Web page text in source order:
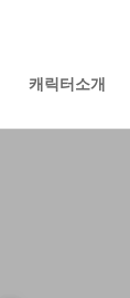
캐릭터소개